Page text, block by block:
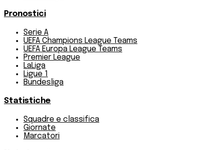
Pronostici
Serie A
UEFA Champions League Teams
UEFA Europa League Teams
Premier League
LaLiga
Ligue 1
Bundesliga
Statistiche
Squadre e classifica
Giornate
Marcatori